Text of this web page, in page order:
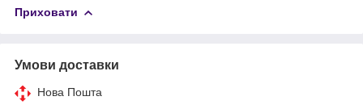
Приховати
Умови доставки
Нова Пошта